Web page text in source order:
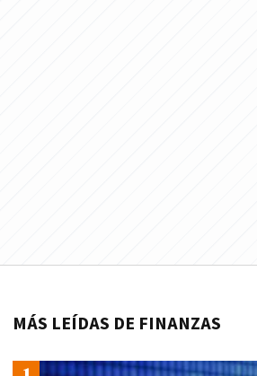
MÁS LEÍDAS DE FINANZAS